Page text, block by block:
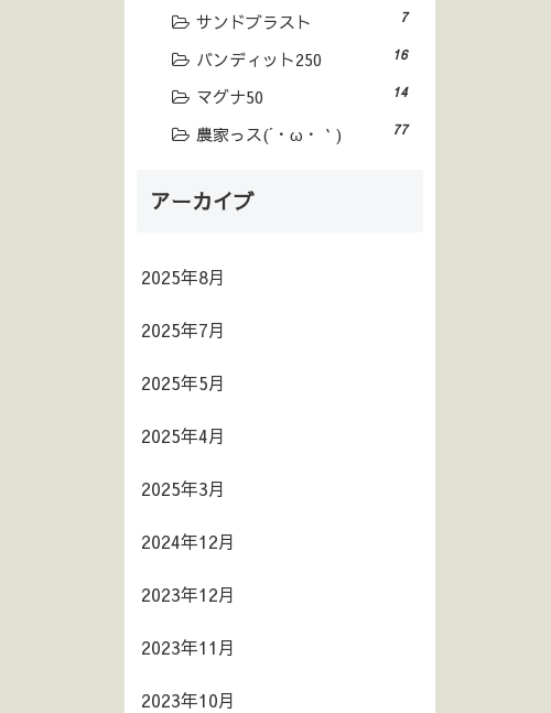
サンドブラスト 7
バンディット250 16
マグナ50 14
農家っス(´・ω・｀) 77
アーカイブ
2025年8月
2025年7月
2025年5月
2025年4月
2025年3月
2024年12月
2023年12月
2023年11月
2023年10月